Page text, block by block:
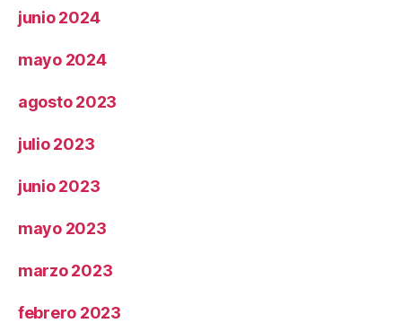
junio 2024
mayo 2024
agosto 2023
julio 2023
junio 2023
mayo 2023
marzo 2023
febrero 2023